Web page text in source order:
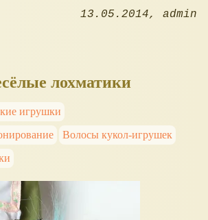
13.05.2014 admin
лохматики
игрушки
Волосы кукол-игрушек